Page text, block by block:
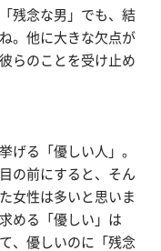
残念な男」でも、結
。他に大きな欠点が
らのことを受け止め
げる「優しい人」。
の前にすると、そん
女性は多いと思いま
める「優しい」は
、優しいのに「残念